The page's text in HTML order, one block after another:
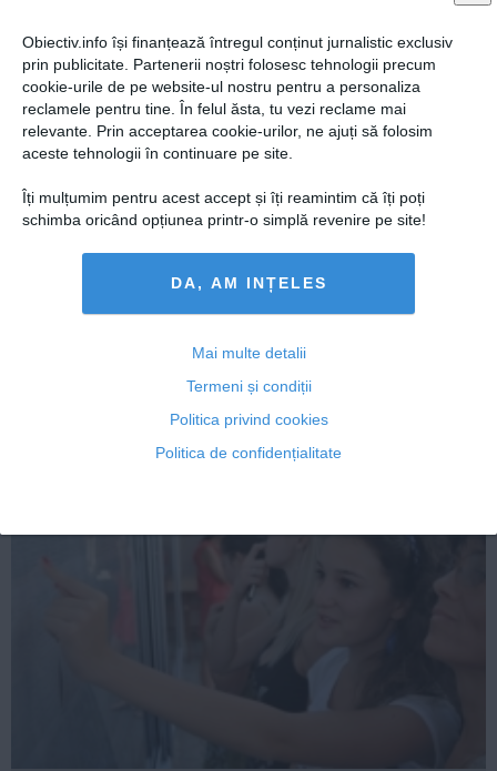
Obiectiv.info își finanțează întregul conținut jurnalistic exclusiv
prin publicitate. Partenerii noștri folosesc tehnologii precum
cookie-urile de pe website-ul nostru pentru a personaliza
reclamele pentru tine. În felul ăsta, tu vezi reclame mai
relevante. Prin acceptarea cookie-urilor, ne ajuți să folosim
aceste tehnologii în continuare pe site.
Îți mulțumim pentru acest accept și îți reamintim că îți poți
schimba oricând opțiunea printr-o simplă revenire pe site!
DA, AM INȚELES
Mai multe detalii
Termeni și condiții
Politica privind cookies
Politica de confidențialitate